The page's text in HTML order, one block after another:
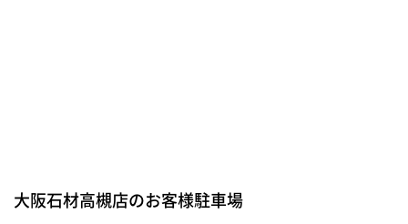
大阪石材高槻店のお客様駐車場